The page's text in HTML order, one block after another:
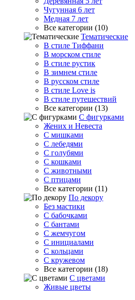
Чугунная 6 лет
Медная 7 лет
Все категории (10)
Тематические
В стиле Тиффани
В морском стиле
В стиле рустик
В зимнем стиле
В русском стиле
В стиле Love is
В стиле путешествий
Все категории (13)
С фигурками
Жених и Невеста
С мишками
С лебедями
С голубями
С кошками
С животными
С птицами
Все категории (11)
По декору
Без мастики
С бабочками
С бантами
С жемчугом
С инициалами
С кольцами
С кружевом
Все категории (18)
С цветами
Живые цветы